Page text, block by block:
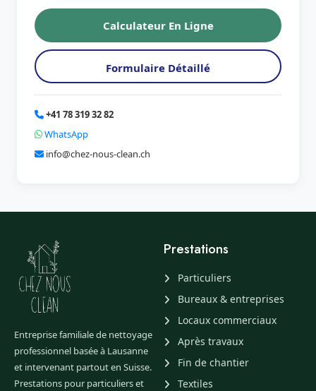
Calculateur En Ligne
Formulaire Détaillé
+41 78 319 32 82
WhatsApp
info@chez-nous-clean.ch
Entreprise familiale de nettoyage
professionnel basée à Lausanne
et intervenant partout en Suisse.
Prestations pour particuliers et
Prestations
Particuliers
Bureaux & entreprises
Locaux commerciaux
Après travaux
Fin de chantier
Textiles